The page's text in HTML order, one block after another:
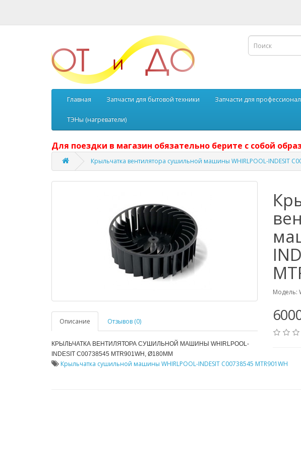
Главная Запчасти для бытовой техники Запчасти для
ТЭНы (нагреватели)
Для поездки в магазин обязательно берите с собой
Крыльчатка вентилятора сушильной машины WHIRLPOOL-INDESIT
Описание Отзывов (0)
КРЫЛЬЧАТКА ВЕНТИЛЯТОРА СУШИЛЬНОЙ МАШИНЫ WHIRLPOOL-
INDESIT C00738545 MTR901WH, Ø180MM
Модель:
Крыльчатка сушильной машины WHIRLPOOL-INDESIT C00738545 MTR901WH